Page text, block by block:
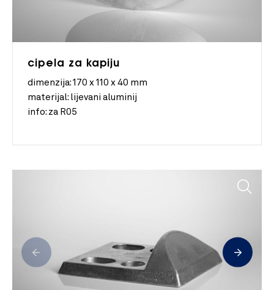
cipela za kapiju
dimenzija: 170 x 110 x 40 mm
materijal: lijevani aluminij
info: za R05